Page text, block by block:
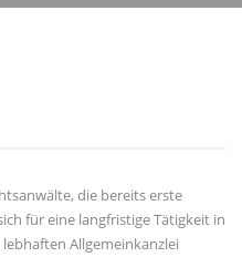
die bereits erste
für eine langfristige Tätigkeit in
Allgemeinkanzlei